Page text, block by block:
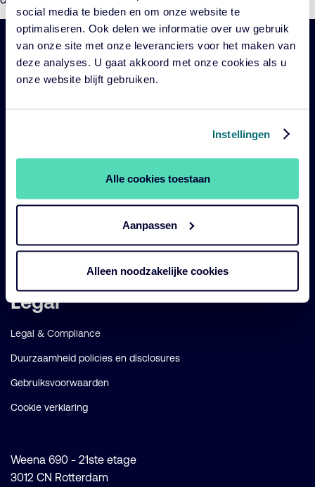
social media te bieden en om onze website te
optimaliseren. Ook delen we informatie over uw gebruik
van onze site met onze leveranciers voor het maken van
deze analyses. U gaat akkoord met onze cookies als u
onze website blijft gebruiken.
Instellingen
Alle cookies toestaan
Aanpassen
Alleen noodzakelijke cookies
Belangrijke
links
Navigatie
Strategieën
Over ons
Legal
Legal & Compliance
Duurzaamheid policies en disclosures
Gebruiksvoorwaarden
Cookie verklaring
Weena 690 - 21ste etage
3012 CN Rotterdam